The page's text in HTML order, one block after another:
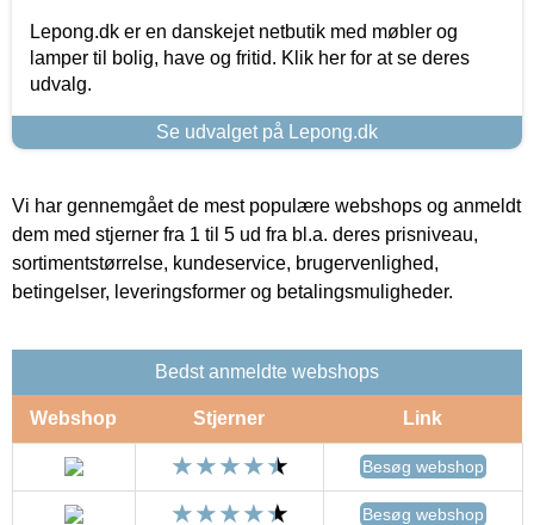
Lepong.dk er en danskejet netbutik med møbler og
lamper til bolig, have og fritid. Klik her for at se deres
udvalg.
Se udvalget på Lepong.dk
Vi har gennemgået de mest populære webshops og anmeldt
dem med stjerner fra 1 til 5 ud fra bl.a. deres prisniveau,
sortimentstørrelse, kundeservice, brugervenlighed,
betingelser, leveringsformer og betalingsmuligheder.
Bedst anmeldte webshops
Webshop Stjerner Link
Besøg webshop
Besøg webshop